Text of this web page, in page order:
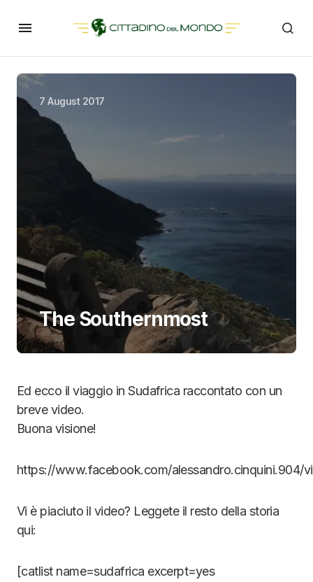
7 August 2017
The Southernmost
Ed ecco il viaggio in Sudafrica raccontato con un
breve video.
Buona visione!
https://www.facebook.com/alessandro.cinquini.904/
Vi è piaciuto il video? Leggete il resto della storia
qui:
[catlist name=sudafrica excerpt=yes